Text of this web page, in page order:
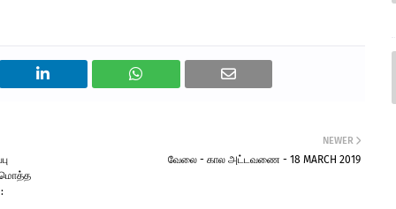
NEWER
வேலை - கால அட்டவணை - 18 MARCH 2019
மொத்த